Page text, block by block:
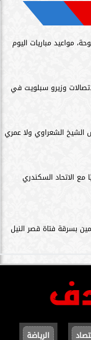
مواعيد مباريات اليوم
وزيرو سبلويت في
الشعراوي ولا عمري
مع الاتحاد السكندري
بسرقة فتاة قصر النيل
الرياضة